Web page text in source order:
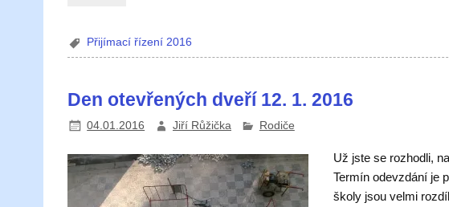
Přijímací řízení 2016
Den otevřených dveří 12. 1. 2016
04.01.2016 Jiří Růžička Rodiče
Už jste se rozhodli,
Termín odevzdání je
školy jsou velmi